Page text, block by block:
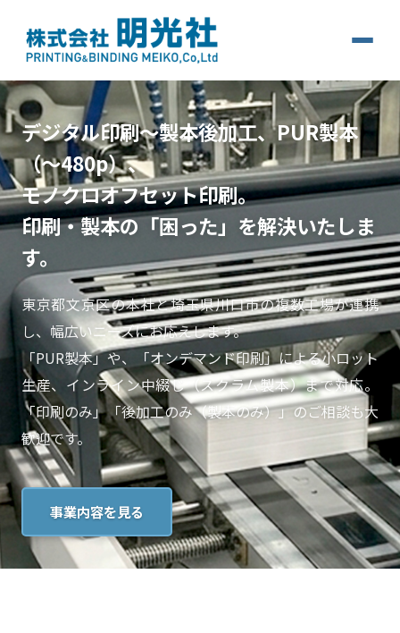
デジタル印刷〜製本後加工、PUR製本
（〜480p）、
モノクロオフセット印刷。
印刷・製本の「困った」を解決いたしま
す。
東京都文京区の本社と埼玉県川口市の複数工場が連携
し、幅広いニーズにお応えします。
「PUR製本」や、「オンデマンド印刷」による小ロット
生産、インライン中綴じ（スクラム製本）まで対応。
「印刷のみ」「後加工のみ（製本のみ）」のご相談も大
歓迎です。
事業内容を見る